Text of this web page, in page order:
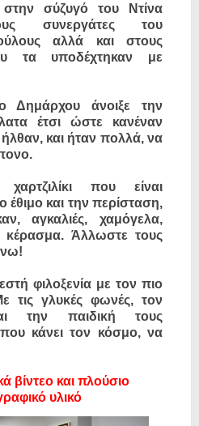
σύζυγό του Ντίνα
συνεργάτες του
αλλά και στους
τα υποδέχτηκαν με
Δημάρχου άνοιξε την
έτσι ώστε κανέναν
και ήταν πολλά, να
που είναι
έθιμο και την περίσταση,
αγκαλιές, χαμόγελα,
κέρασμα. Άλλωστε τους
φιλοξενία με τον πιο
τις γλυκές φωνές, τον
την παιδική τους
κάνει τον κόσμο, να
βίντεο και πλούσιο
υλικό